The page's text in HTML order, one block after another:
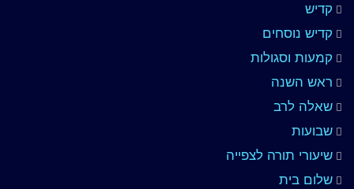
קדיש
קדיש נוסחים
קמעות וסגולות
ראש השנה
שאלה לרב
שבועות
שיעורי תורה לצפייה
שלום בית